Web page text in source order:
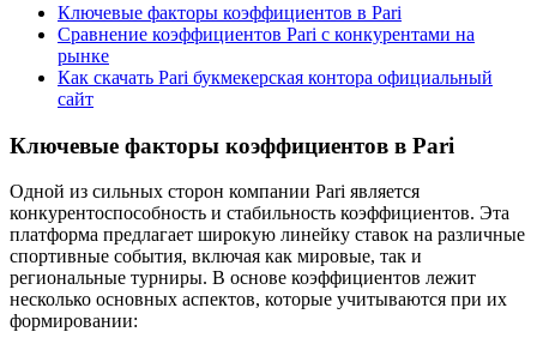
Ключевые факторы коэффициентов в Pari
Сравнение коэффициентов Pari с конкурентами на
рынке
Как скачать Pari букмекерская контора официальный
сайт
Ключевые факторы коэффициентов в Pari
Одной из сильных сторон компании Pari является
конкурентоспособность и стабильность коэффициентов. Эта
платформа предлагает широкую линейку ставок на различные
спортивные события, включая как мировые, так и
региональные турниры. В основе коэффициентов лежит
несколько основных аспектов, которые учитываются при их
формировании: